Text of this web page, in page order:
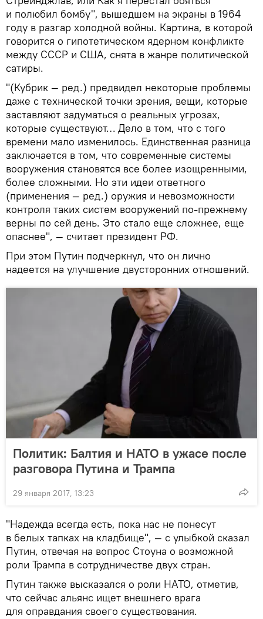
и полюбил бомбу", вышедшем на экраны в 1964
году в разгар холодной войны. Картина, в которой
говорится о гипотетическом ядерном конфликте
между СССР и США, снята в жанре политической
сатиры.
"(Кубрик — ред.) предвидел некоторые проблемы
даже с технической точки зрения, вещи, которые
заставляют задуматься о реальных угрозах,
которые существуют… Дело в том, что с того
времени мало изменилось. Единственная разница
заключается в том, что современные системы
вооружения становятся все более изощренными,
более сложными. Но эти идеи ответного
(применения — ред.) оружия и невозможности
контроля таких систем вооружений по-прежнему
верны по сей день. Это стало еще сложнее, еще
опаснее", — считает президент РФ.
При этом Путин подчеркнул, что он лично
надеется на улучшение двусторонних отношений.
Политик: Балтия и НАТО в ужасе после
разговора Путина и Трампа
29 января 2017, 13:23
"Надежда всегда есть, пока нас не понесут
в белых тапках на кладбище", — с улыбкой сказал
Путин, отвечая на вопрос Стоуна о возможной
роли Трампа в сотрудничестве двух стран.
Путин также высказался о роли НАТО, отметив,
что сейчас альянс ищет внешнего врага
для оправдания своего существования.